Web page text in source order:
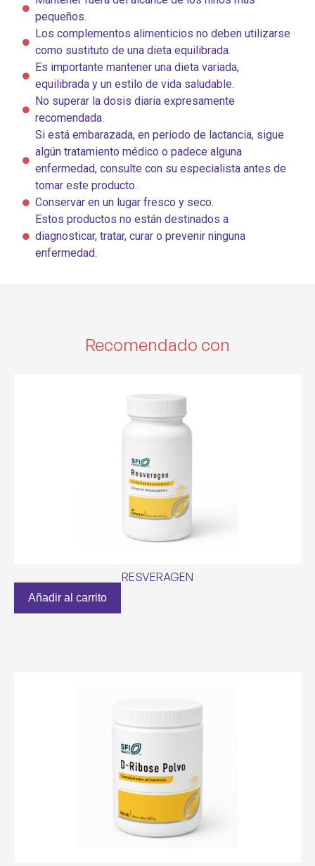
pequeños.
Los complementos alimenticios no deben utilizarse
como sustituto de una dieta equilibrada.
Es importante mantener una dieta variada,
equilibrada y un estilo de vida saludable.
No superar la dosis diaria expresamente
recomendada.
Si está embarazada, en periodo de lactancia, sigue
algún tratamiento médico o padece alguna
enfermedad, consulte con su especialista antes de
tomar este producto.
Conservar en un lugar fresco y seco.
Estos productos no están destinados a
diagnosticar, tratar, curar o prevenir ninguna
enfermedad.
Recomendado con
RESVERAGEN
Añadir al carrito